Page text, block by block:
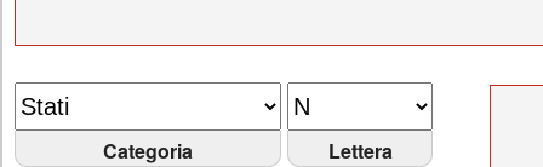
Categoria Lettera